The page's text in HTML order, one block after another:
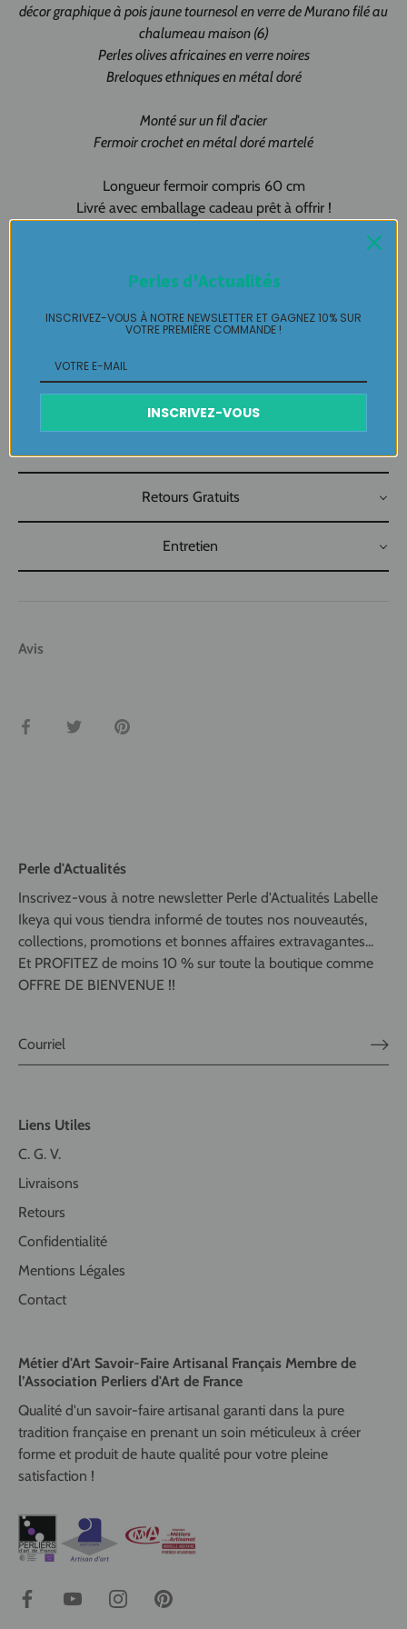
décor graphique à pois jaune tournesol en verre de Murano filé au
chalumeau maison (6)
Perles olives africaines en verre noires
Breloques ethniques en métal doré
Monté sur un fil d'acier
Fermoir crochet en métal doré martelé
Longueur fermoir compris 60 cm
Livré avec emballage cadeau prêt à offrir !
Made in Pau - Made in France
Collier Murano pièce unique LABELLE IKEYA: du jamais vu,
jamais porté que par celle qui l'adopte et s'en pare ….
Plaisir de Créer, Désir de Plaire !
Retours Gratuits
Entretien
Avis
Partager TweeterÉpingler
Perle d'Actualités
Inscrivez-vous à notre newsletter Perle d'Actualités Labelle
Ikeya qui vous tiendra informé de toutes nos nouveautés,
collections, promotions et bonnes affaires extravagantes...
Et PROFITEZ de moins 10 % sur toute la boutique comme
OFFRE DE BIENVENUE !!
Liens Utiles
C. G. V.
Livraisons
Retours
Confidentialité
Mentions Légales
Contact
Métier d'Art Savoir-Faire Artisanal Français Membre de
l’Association Perliers d'Art de France
Qualité d'un savoir-faire artisanal garanti dans la pure
tradition française en prenant un soin méticuleux à créer
forme et produit de haute qualité pour votre pleine
satisfaction !
Perles d'Actualités
INSCRIVEZ-VOUS À NOTRE NEWSLETTER ET GAGNEZ 10% SUR
VOTRE PREMIÈRE COMMANDE !
INSCRIVEZ-VOUS